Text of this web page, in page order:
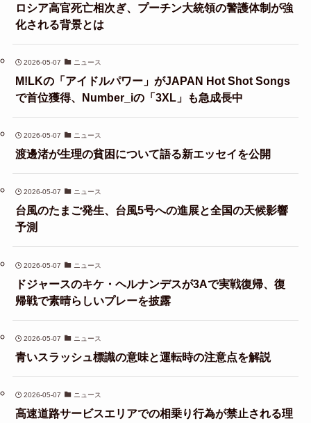
ロシア高官死亡相次ぎ、プーチン大統領の警護体制が強
化される背景とは
2026-05-07 ニュース
M!LKの「アイドルパワー」がJAPAN Hot Shot Songs
で首位獲得、Number_iの「3XL」も急成長中
2026-05-07 ニュース
渡邊渚が生理の貧困について語る新エッセイを公開
2026-05-07 ニュース
台風のたまご発生、台風5号への進展と全国の天候影響
予測
2026-05-07 ニュース
ドジャースのキケ・ヘルナンデスが3Aで実戦復帰、復
帰戦で素晴らしいプレーを披露
2026-05-07 ニュース
青いスラッシュ標識の意味と運転時の注意点を解説
2026-05-07 ニュース
高速道路サービスエリアでの相乗り行為が禁止される理